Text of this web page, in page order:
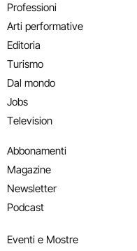
Professioni
Arti performative
Editoria
Turismo
Dal mondo
Jobs
Television
Abbonamenti
Magazine
Newsletter
Podcast
Eventi e Mostre